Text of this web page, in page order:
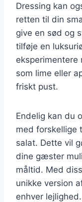
Dressing kan
retten til din
give en sød og
tilføje en
eksperimentere
som lime eller
friskt pust.
Endelig kan du
med forskellige
salat. Dette vil
dine gæster
måltid. Med
unikke version
enhver lejlighed.